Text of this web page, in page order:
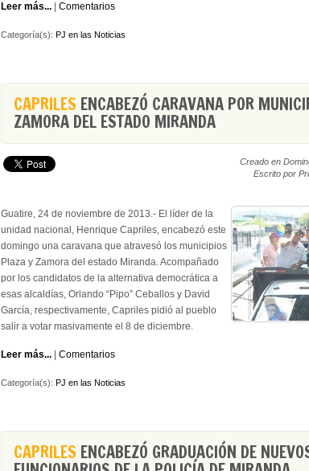
Leer más... Comentarios
Categoría(s): PJ en las Noticias
CAPRILES ENCABEZÓ CARAVANA POR
ZAMORA DEL ESTADO MIRANDA
Creado en
Escrito por
Guatire, 24 de noviembre de 2013.- El líder de la
unidad nacional, Henrique Capriles, encabezó este
domingo una caravana que atravesó los municipios
Plaza y Zamora del estado Miranda. Acompañado
por los candidatos de la alternativa democrática a
esas alcaldías, Orlando “Pipo” Ceballos y David
García, respectivamente, Capriles pidió al pueblo
salir a votar masivamente el 8 de diciembre.
Leer más... Comentarios
Categoría(s): PJ en las Noticias
CAPRILES ENCABEZÓ GRADUACIÓN DE